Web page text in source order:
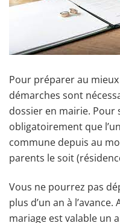
Pour préparer au
démarches sont
dossier en mairie. Pour
obligatoirement que
commune depuis au
parents le soit
Vous ne pourrez pas
plus d’un an à
mariage est valable un